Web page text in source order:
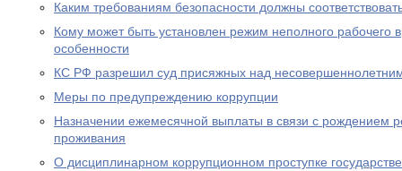
Каким требованиям безопасности должны
Кому может быть установлен режим неполного рабочего
особенности
КС РФ разрешил суд присяжных над
Меры по предупреждению коррупции
Назначении ежемесячной выплаты в связи с рождением
проживания
О дисциплинарном коррупционном проступке